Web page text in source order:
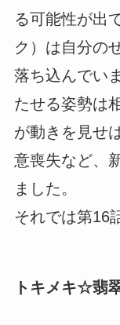
る可能性が出
ク）は自分の
落ち込んでい
たせる姿勢は
が動きを見せ
意喪失など、
ました。
それでは第16
トキメキ☆翡